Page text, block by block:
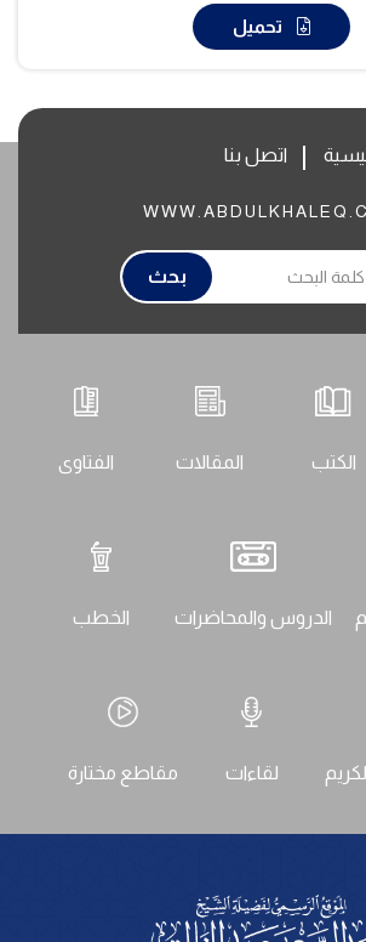
تحميل
اتصل بنا
بحث
الكتب المقالات الفتاوى
الدروس والمحاضرات الخطب
لقاءات مقاطع مختارة